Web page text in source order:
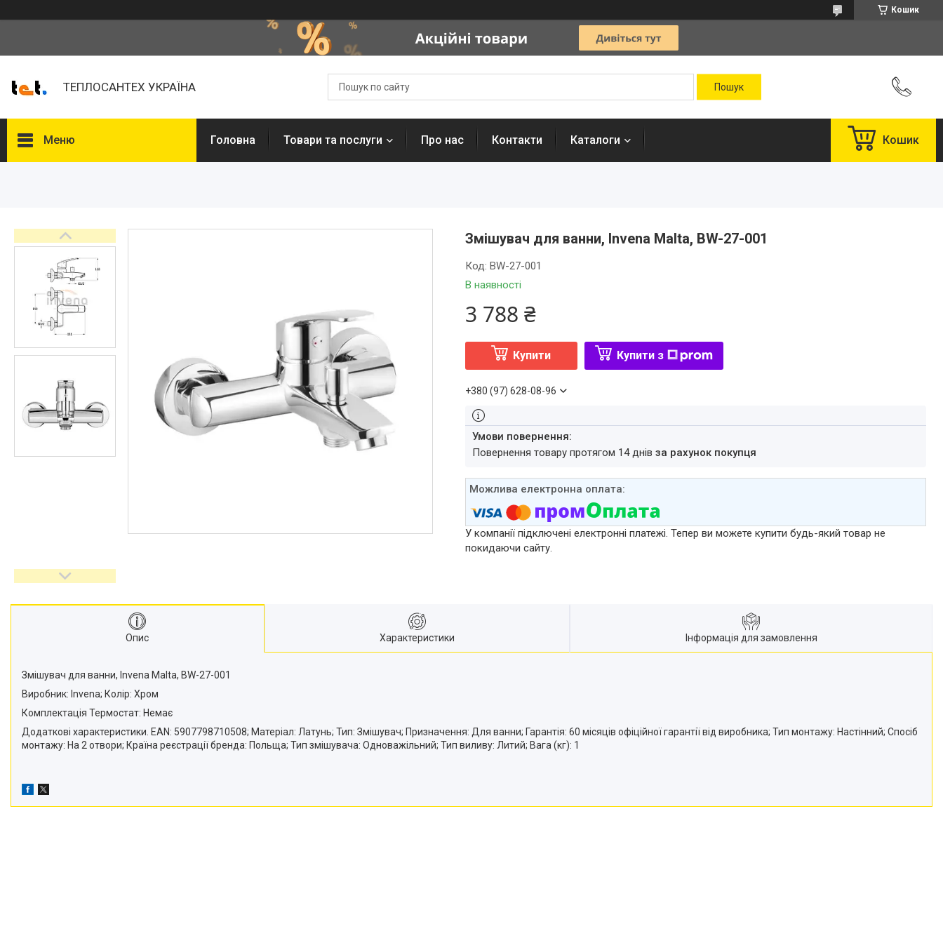
Кошик
ТЕПЛОСАНТЕХ УКРАЇНА
Меню Головна Товари та послуги Про нас Контакти Каталоги Кошик
Змішувач для ванни, Invena Malta, BW-27-001
В наявності
Код: BW-27-001
3 788 ₴
Купити Купити з
+380 (97) 628-08-96
повернення товару протягом 14 днів за рахунок покупця
У компанії підключені електронні платежі. Тепер ви можете купити будь-який товар не
покидаючи сайту.
Опис Характеристики Інформація для замовлення
Змішувач для ванни, Invena Malta, BW-27-001
Виробник: Invena; Колір: Хром
Комплектація Термостат: Немає
Додаткові характеристики. EAN: 5907798710508; Матеріал: Латунь; Тип: Змішувач; Призначення: Для ванни; Гарантія: 60 місяців офіційної гарантії від виробника; Тип монтажу: Настінний; Спосіб
монтажу: На 2 отвори; Країна реєстрації бренда: Польща; Тип змішувача: Одноважільний; Тип виливу: Литий; Вага (кг): 1